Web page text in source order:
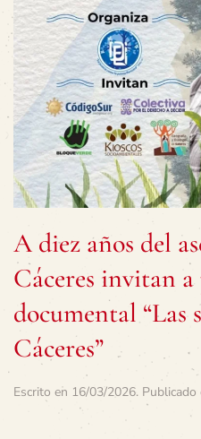
A diez años del
Cáceres invitan
documental “Las
Cáceres”
Escrito en 16/03/2026. Publicado